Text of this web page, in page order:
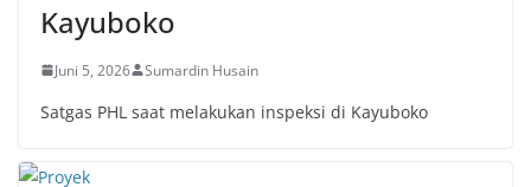
Kayuboko
Juni 5, 2026 Sumardin Husain
Satgas PHL saat melakukan inspeksi di Kayuboko